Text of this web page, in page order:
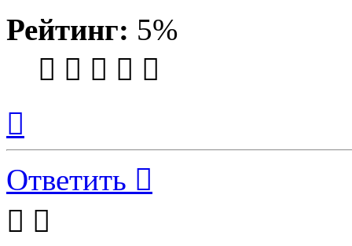
Рейтинг: 5%
началу
Ответить